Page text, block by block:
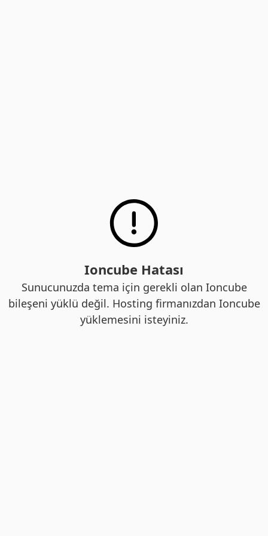
Ioncube Hatası
Sunucunuzda tema için gerekli olan Ioncube
bileşeni yüklü değil. Hosting firmanızdan Ioncube
yüklemesini isteyiniz.